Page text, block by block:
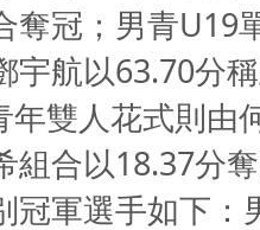
奪冠；男青U19
宇航以63.70分
年雙人花式則由
組合以18.37分
冠軍選手如下：